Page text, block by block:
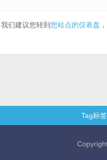
们建议您转到您站点的仪表盘
Tag标